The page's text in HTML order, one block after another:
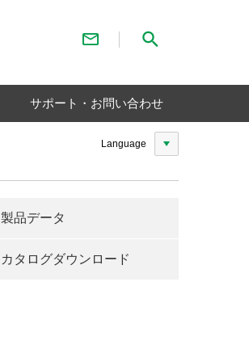
Language
お問い合わせ
サポート・お問い合わせ
製品データ
カタログダウンロード